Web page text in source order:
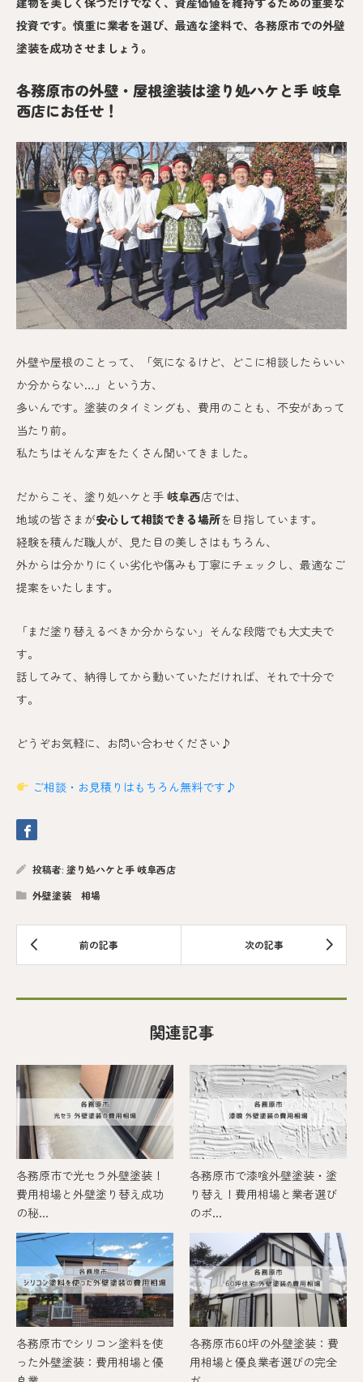
投資です。慎重に業者を選び、最適な塗料で、各務原市での外壁
塗装を成功させましょう。
各務原市の外壁・屋根塗装は塗り処ハケと手 岐阜
西店にお任せ！
外壁や屋根のことって、「気になるけど、どこに相談したらいい
か分からない…」という方、
多いんです。 塗装のタイミングも、費用のことも、不安があって
当たり前。
私たちはそんな声をたくさん聞いてきました。
だからこそ、塗り処ハケと手 岐阜西店では、
地域の皆さまが安心して相談できる場所を目指しています。
経験を積んだ職人が、見た目の美しさはもちろん、
外からは分かりにくい劣化や傷みも丁寧にチェックし、最適なご
提案をいたします。
「まだ塗り替えるべきか分からない」そんな段階でも大丈夫で
す。
話してみて、納得してから動いていただければ、それで十分で
す。
どうぞお気軽に、お問い合わせください♪
ご相談・お見積りはもちろん無料です♪
投稿者: 塗り処ハケと手 岐阜西店
外壁塗装 相場
関連記事
各務原市で光セラ外壁塗装！
費用相場と外壁塗り替え成功
の秘...
各務原市で漆喰外壁塗装・塗
り替え！費用相場と業者選び
のポ...
各務原市でシリコン塗料を使
った外壁塗装：費用相場と優
各務原市60坪の外壁塗装：費
用相場と優良業者選びの完全